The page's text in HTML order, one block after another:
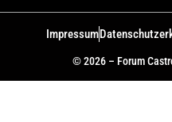
© 2026 – Forum
Impressum